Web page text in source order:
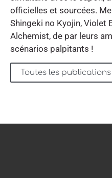
officielles et sourcées.
Shingeki no Kyojin, Violet
Alchemist, de par leurs
scénarios palpitants !
Toutes les publications